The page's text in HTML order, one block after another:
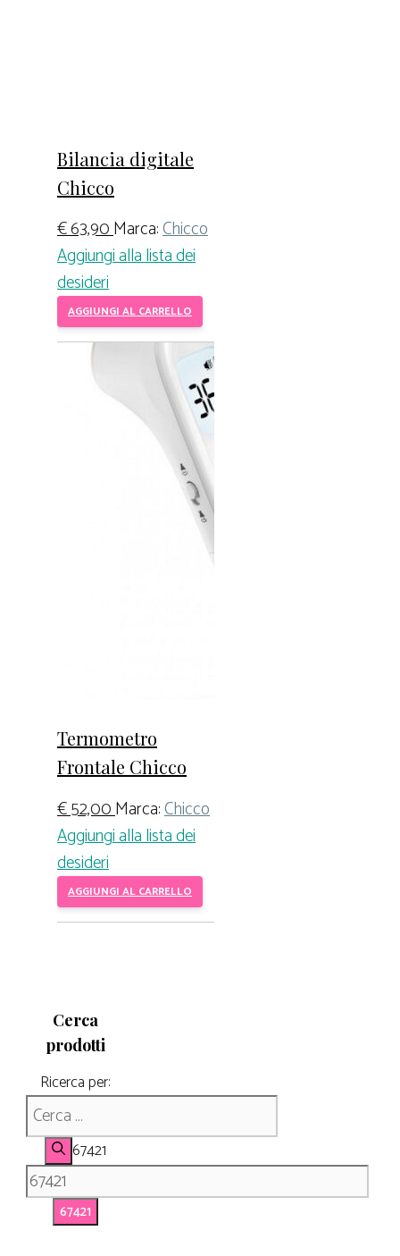
Bilancia digitale
Chicco
€63,90Marca:Chicco
Aggiungi alla lista dei
desideri
AGGIUNGI AL CARRELLO
Termometro
Frontale Chicco
€52,00Marca:Chicco
Aggiungi alla lista dei
desideri
AGGIUNGI AL CARRELLO
Cerca
prodotti
Ricerca per:
67421